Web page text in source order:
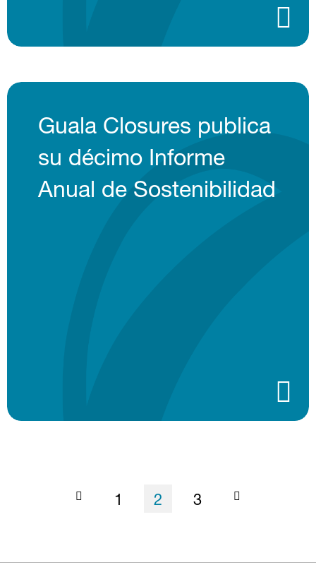
Guala Closures publica
su décimo Informe
Anual de Sostenibilidad
Página
1 Página actual
2 Página
3